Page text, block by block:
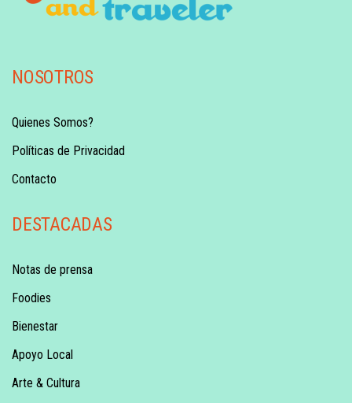
NOSOTROS
Quienes Somos?
Políticas de Privacidad
Contacto
DESTACADAS
Notas de prensa
Foodies
Bienestar
Apoyo Local
Arte & Cultura